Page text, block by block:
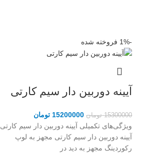
-1% فروخته شده
آیینه دوربین دار سیم کارتی
15300000 تومان 15200000 تومان
ویژگی‌های تکمیلی آیینه دوربین دار سیم کارتی
آیینه دوربین دار سیم کارتی مجهز به لوپ
رکوردینگ مجهز به دید در